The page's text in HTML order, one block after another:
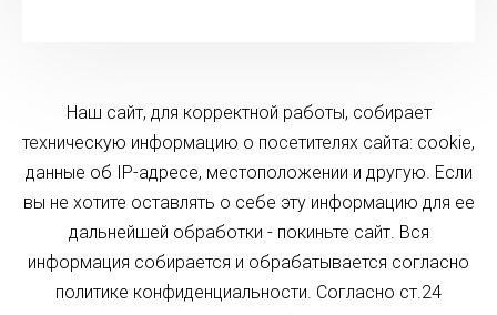
Наш сайт, для корректной работы, собирает
техническую информацию о посетителях сайта: cookie,
данные об IP-адресе, местоположении и другую. Если
вы не хотите оставлять о себе эту информацию для ее
дальнейшей обработки - покиньте сайт. Вся
информация собирается и обрабатывается согласно
политике конфиденциальности. Согласно ст.24